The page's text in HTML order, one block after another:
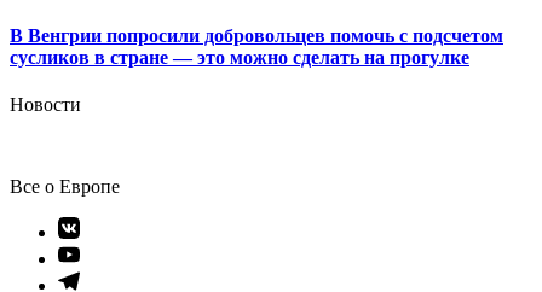
В Венгрии попросили добровольцев помочь с подсчетом
сусликов в стране — это можно сделать на прогулке
Новости
Все о Европе
Элемент
меню
Элемент
меню
Элемент